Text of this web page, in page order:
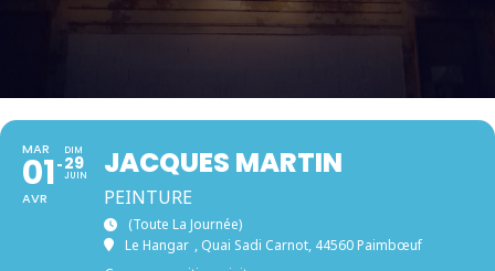
MAR
01
AVR
DIM
29
JUIN JACQUES MARTIN
PEINTURE
(toute La Journée)
Le Hangar , Quai Sadi Carnot, 44560 Paimbœuf